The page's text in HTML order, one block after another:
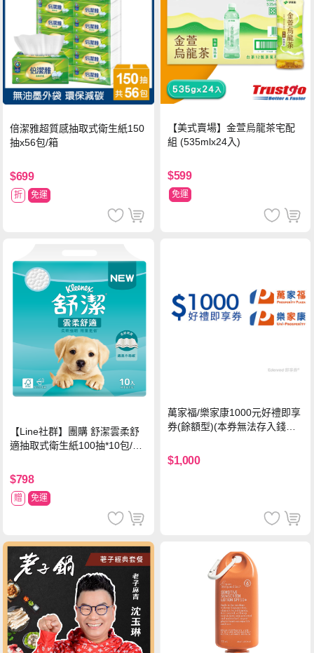
倍潔雅超質感抽取式衛生紙150
抽x56包/箱
$699
折 免運
【美式賣場】金萱烏龍茶宅配
組 (535mlx24入)
$599
免運
【Line社群】團購 舒潔雲柔舒
適抽取式衛生紙100抽*10包/6
$798
贈 免運
萬家福/樂家康1000元好禮即享
券(餘額型)(本券無法存入錢包
$1,000